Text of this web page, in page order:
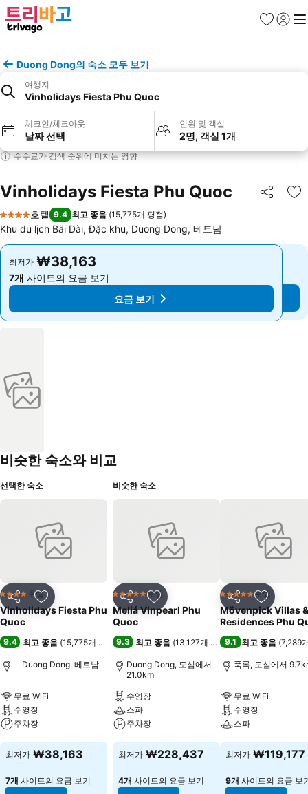
즐겨찾기
로그인
메
Duong Dong의 숙소 모두 보기
여행지
Vinholidays Fiesta Phu Quoc
체크인/체크아웃
날짜 선택
인원 및 객실
2명, 객실 1개
수수료가 검색 순위에 미치는 영향
Vinholidays Fiesta Phu Quoc 공유
즐
4 성급
호텔 9.4 최고 좋음 (15,775개 평점)
Khu du lịch Bãi Dài, Đặc khu, Duong Dong, 베트남
최저가 ₩38,163
7개 사이트의 요금 보기
요금 보기
최저가 ₩38,163
7개 사이트의 요금 보기
요금 보기
비슷한 숙소와 비교
선택한 숙소
공유 즐겨찾기에 추가
4 성급 호텔
Vinholidays Fiesta Phu
Quoc
9.4 최고 좋음 (15,775개 평점 )
Duong Dong, 베트남
무료 WiFi
수영장
주차장
요금 보기
최저가 ₩38,163
7개 사이트의 요금 보기
비슷한 숙소
공유 즐겨찾기에 추가
5 성급 호텔
Meliá Vinpearl Phu
Quoc
9.3 최고 좋음 (13,127개 평점)
Duong Dong, 도심에서
21.0km
수영장
스파
주차장
요금 보기
최저가 ₩228,437
4개 사이트의 요금 보기
공유 즐겨찾기
5 성급 호텔
Mövenpick Villas &
Residences Phu
9.1 최고 좋음 (7,289
푹록, 도심에서
무료 WiFi
수영장
스파
요금 보기
최저가 ₩119,177
9개 사이트의 요금 보